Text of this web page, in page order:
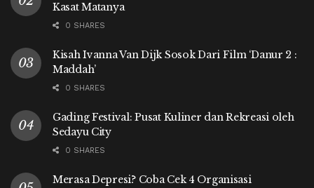
Kasat Matanya
0 SHARES
Kisah Ivanna Van Dijk Sosok Dari Film ‘Danur 2 :
Maddah’
0 SHARES
Gading Festival: Pusat Kuliner dan Rekreasi oleh
Sedayu City
0 SHARES
Merasa Depresi? Coba Cek 4 Organisasi